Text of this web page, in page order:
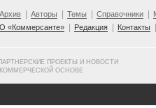
Архив Авторы Темы Справочники
О «Коммерсанте»
Редакция Контакты
ПРОЕКТЫ И НОВОСТИ
ОСНОВЕ